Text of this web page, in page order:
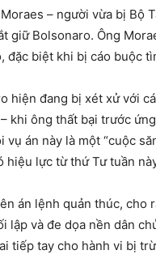
– người vừa bị Bộ
giữ Bolsonaro. Ông
đặc biệt khi bị cáo buộc
hiện đang bị xét xử với
khi ông thất bại trước
án này là một “cuộc
hiệu lực từ thứ Tư tuần
án lệnh quản thúc,
lập và đe dọa nền dân
tiếp tay cho hành vi bị